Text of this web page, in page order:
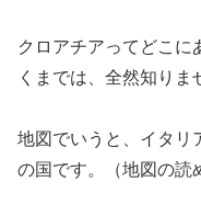
クロアチアってどこに
くまでは、全然知りま
地図でいうと、イタリ
の国です。（地図の読